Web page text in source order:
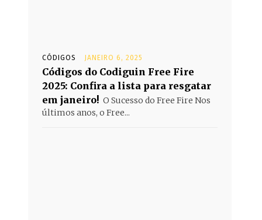
CÓDIGOS JANEIRO 6, 2025
Códigos do Codiguin Free Fire
2025: Confira a lista para resgatar
em janeiro! O Sucesso do Free Fire Nos
últimos anos, o Free...